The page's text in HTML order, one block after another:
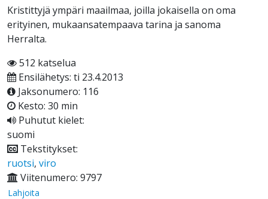
Kristittyjä ympäri maailmaa, joilla jokaisella on oma
erityinen, mukaansatempaava tarina ja sanoma
Herralta.
512 katselua
Ensilähetys: ti 23.4.2013
Jaksonumero: 116
Kesto: 30 min
Puhutut kielet:
suomi
Tekstitykset:
ruotsi, viro
Viitenumero: 9797
Lahjoita